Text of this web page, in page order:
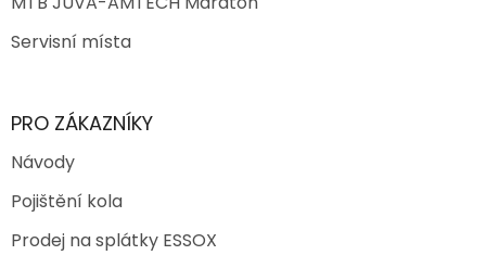
Servisní místa
PRO ZÁKAZNÍKY
Návody
Pojištění kola
Prodej na splátky ESSOX